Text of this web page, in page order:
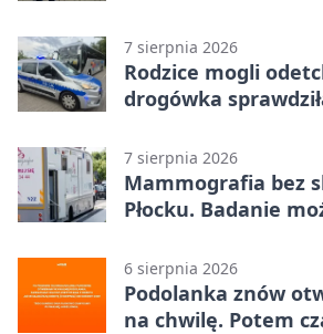
7 sierpnia 2026
Rodzice mogli
drogówka
7 sierpnia 2026
Mammografia bez
Płocku. Badanie
6 sierpnia 2026
Podolanka znów
na chwilę. Potem